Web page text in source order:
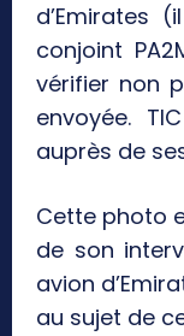
d’Emirates
conjoint
vérifier non
envoyée.
auprès de
Cette photo
de son
avion
au sujet de